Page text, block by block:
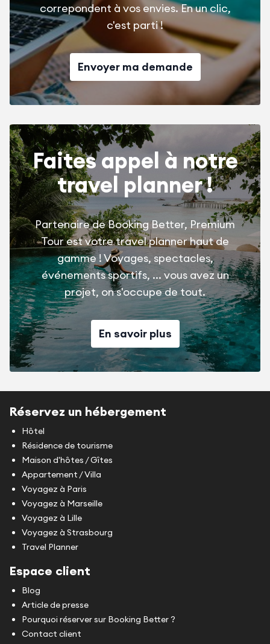
correpondent à vos envies. En un clic,
c'est parti !
Envoyer ma demande
Faites appel à notre
travel planner !
Partenaire de Booking Better, Premium
Tour est votre travel planner haut de
gamme ! Voyages, spectacles,
événements sportifs, ... vous avez un
projet, on s'occupe de tout.
En savoir plus
Réservez un hébergement
Hôtel
Résidence de tourisme
Maison d'hôtes / Gîtes
Appartement / Villa
Voyagez à Paris
Voyagez à Marseille
Voyagez à Lille
Voyagez à Strasbourg
Travel Planner
Espace client
Blog
Article de presse
Pourquoi réserver sur Booking Better ?
Contact client